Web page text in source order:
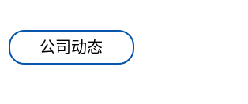
公司动态